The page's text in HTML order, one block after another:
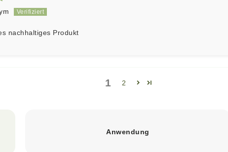
nachhaltiges Produkt
1 2
Anwendung